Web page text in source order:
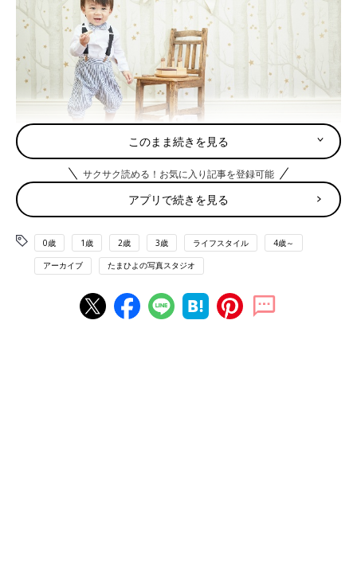
※たまひよの写真スタジオにて撮影
――アルバムを作るうえで、大事なことはなんですか？
「写真をプリントした順に全部ファイリングしてももちろんいい
ですが、オシャレなものにしたかったら最初にテーマを決めるの
がおすすめです。『生後100日記念』や『1才記念』など月齢ご
とでもいいですし、『初めての じいじ＆ばあばのおうち』のよ
うなイベントごとなど、1つのテーマに絞って作ることです。先
にテーマを決めておけば、テーマに合った写真選びやデコレーシ
ョンができます」。
このまま続きを見る
サクサク読める！お気に入り記事を登録可能
アプリで続きを見る
0歳 1歳 2歳 3歳 ライフスタイル 4歳～
アーカイブ たまひよの写真スタジオ